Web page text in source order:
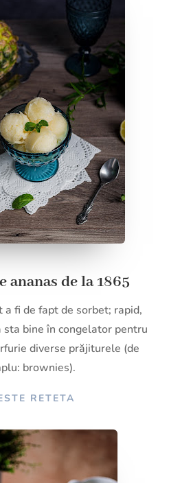
ananas de la 1865
fi de fapt de sorbet; rapid,
bine în congelator pentru
diverse prăjiturele (de
brownies).
RETETA